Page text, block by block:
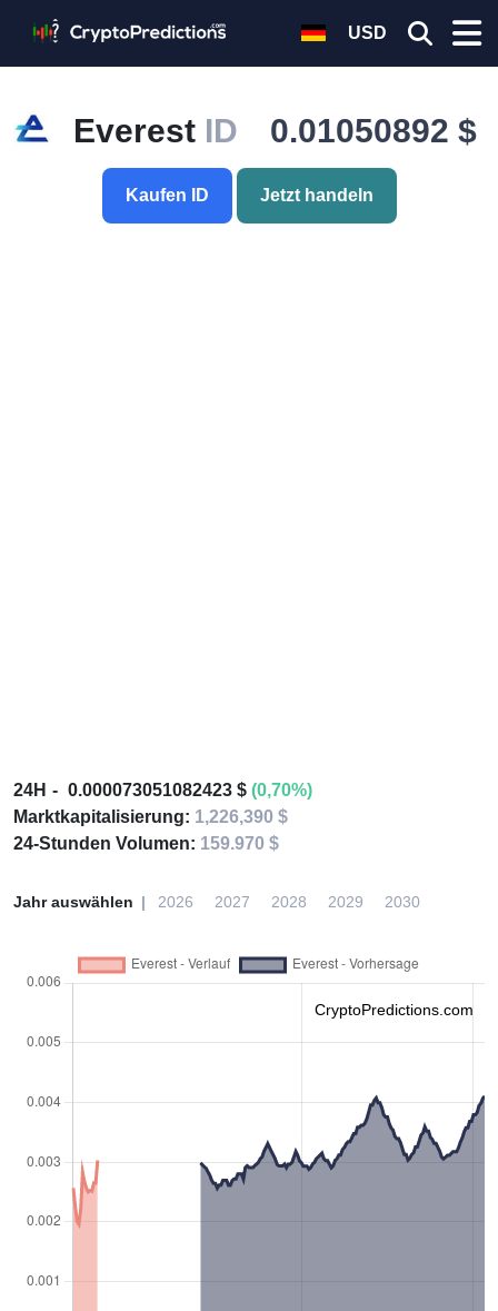
USD
Everest ID 0.01050892 $
Kaufen ID Jetzt handeln
24H 0.000073051082423 $ (0,70%)
Marktkapitalisierung: 1,226,390 $
24-Stunden Volumen: 159.970 $
Jahr auswählen 2026 2027 2028 2029 2030
CryptoPredictions.com